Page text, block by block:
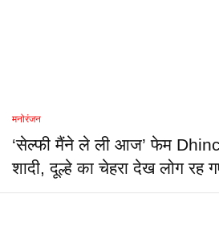
मनोरंजन
‘सेल्फी मैंने ले ली आज’ फेम
शादी, दूल्हे का चेहरा देख लोग रह